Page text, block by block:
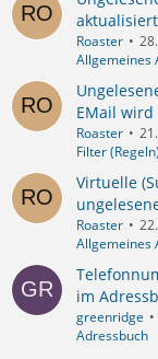
Roaster
Allgemeines
EMail
Roaster
Filter
Virtuelle
Roaster
Allgemeines
im
greenridge
Adressbuch